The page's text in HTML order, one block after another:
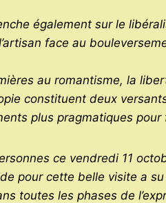
également sur le
face au
au romantisme, la
constituent deux
plus pragmatiques
ce vendredi 11
pour cette belle visite a
toutes les phases de